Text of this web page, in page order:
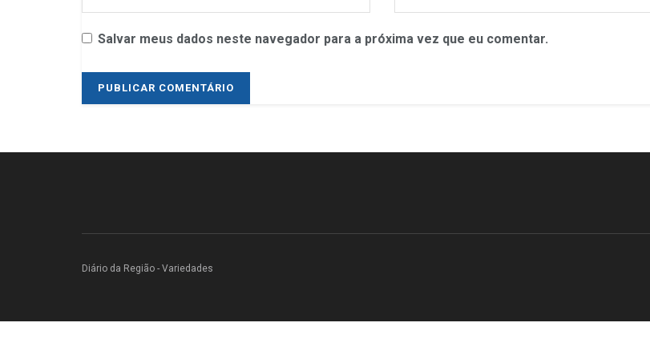
Salvar meus dados neste navegador para a próxima vez que eu comentar.
Diário da Região - Variedades